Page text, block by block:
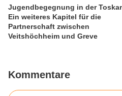
Jugendbegegnung in der
Ein weiteres Kapitel für die
Partnerschaft zwischen
Veitshöchheim und Greve
Kommentare